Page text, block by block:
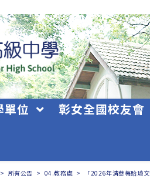
單位 彰女全國校友會
> 所有公告 > 04.教務處 > 「2026年清華梅貽琦